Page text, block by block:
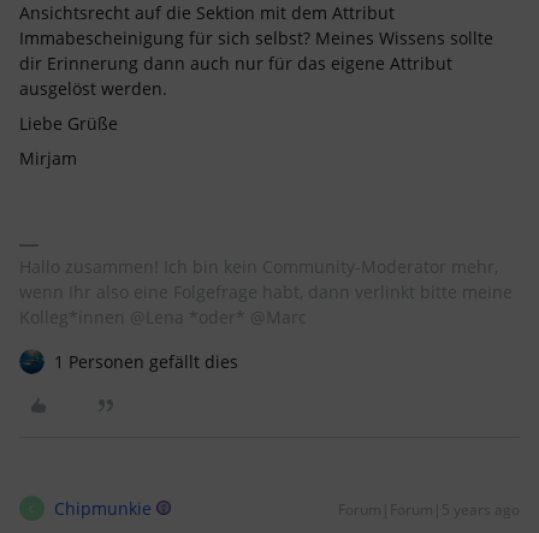
Ansichtsrecht auf die Sektion mit dem Attribut
Immabescheinigung für sich selbst? Meines Wissens sollte
dir Erinnerung dann auch nur für das eigene Attribut
ausgelöst werden.
Liebe Grüße
Mirjam
Hallo zusammen! Ich bin kein Community-Moderator mehr,
wenn Ihr also eine Folgefrage habt, dann verlinkt bitte meine
Kolleg*innen @Lena *oder* @Marc
1 Personen gefällt dies
Chipmunkie Forum|Forum|5 years ago